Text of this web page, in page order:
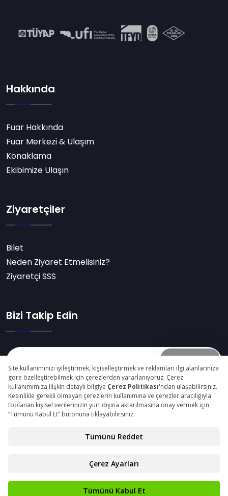
Hakkında
Fuar Hakkında
Fuar Merkezi & Ulaşım
Konaklama
Ekibimize Ulaşın
Ziyaretçiler
Bilet
Neden Ziyaret Etmelisiniz?
Ziyaretçi SSS
Bizi Takip Edin
Kişisel Verilerin Korunması